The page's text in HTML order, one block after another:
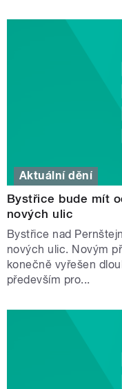
Aktuální dění
Bystřice bude mít
nových ulic
Bystřice nad
nových ulic. Novým
konečně vyřešen
především pro...